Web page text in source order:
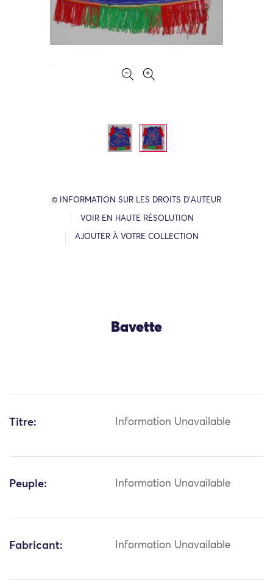
© INFORMATION SUR LES DROITS D’AUTEUR
VOIR EN HAUTE RÉSOLUTION
AJOUTER À VOTRE COLLECTION
Bavette
Titre: Information Unavailable
Peuple: Information Unavailable
Fabricant: Information Unavailable